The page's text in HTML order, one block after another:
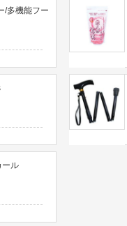
/多機能フー
ル